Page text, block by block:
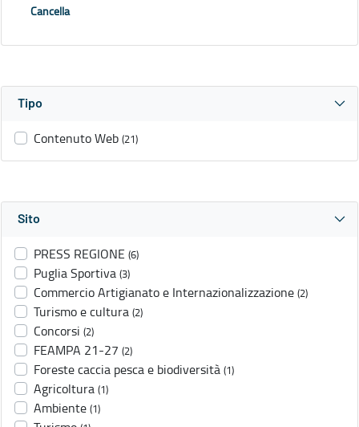
Cancella
Tipo
Contenuto Web (21)
Sito
PRESS REGIONE (6)
Puglia Sportiva (3)
Commercio Artigianato e Internazionalizzazione (2)
Turismo e cultura (2)
Concorsi (2)
FEAMPA 21-27 (2)
Foreste caccia pesca e biodiversità (1)
Agricoltura (1)
Ambiente (1)